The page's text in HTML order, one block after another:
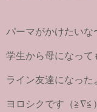
パーマがかけたいな
学生から母になって
ライン友達になった
ヨロシクです（≧∇≦）